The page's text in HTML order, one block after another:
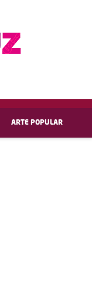
ARTE POPULAR